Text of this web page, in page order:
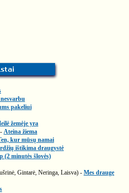
pakeliui
žemėje yra
Ateina žiema
kur mūsų namai
ištikima draugystė
(2 minutės šlovės)
Gintarė, Neringa, Laisva) - Mes drauge